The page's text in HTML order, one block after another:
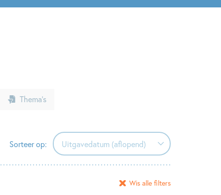
Thema’s
Sorteer op: Uitgavedatum (aflopend)
Uitgavedatum (aflopend)
Uitgavedatum (oplopend)Wis alle filters